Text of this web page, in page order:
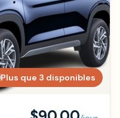
Plus que 3 disponibles